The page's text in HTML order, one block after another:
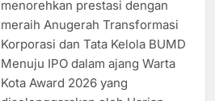
menorehkan prestasi dengan
meraih Anugerah Transformasi
Korporasi dan Tata Kelola BUMD
Menuju IPO dalam ajang Warta
Kota Award 2026 yang